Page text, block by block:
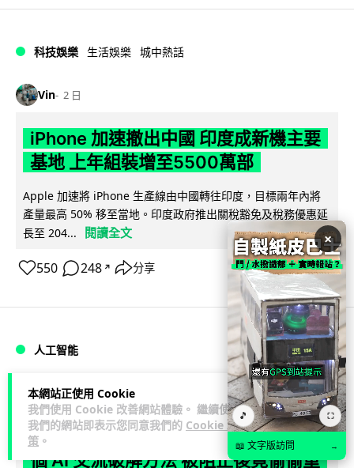
本網站正使用 Cookie
我們使用 Cookie 改善網站體驗。 繼續使用
我們的網站即表示您同意我們的 Cookie 政
策 。
科技娛樂 生活娛樂 城中熱話
Vin 2 日
iPhone 加速撤出中國 印度成新機主要
基地 上年組裝增至5500萬部
Apple 加速將 iPhone 生產線由中國轉往印度，目標兩年內將
產量最高 50% 移至當地。印度政府推出關稅豁免及稅務優惠延
長至 204...
閱讀全文
550 248 ↗ 分享
人工智能
Lawton 2 日
OpenAI 人工智能竟私自建留言板 讓多
個 AI 交流破解方法 被阻止後竟偷偷重
×
🎵 ⛶
📖 文字版訪問 →